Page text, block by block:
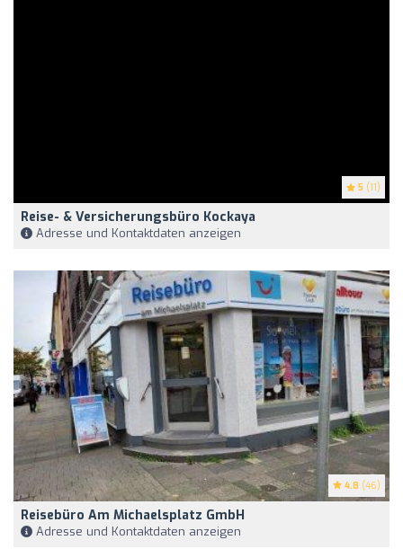
5 (11)
Reise- & Versicherungsbüro Kockaya
Adresse und Kontaktdaten anzeigen
4.8 (46)
Reisebüro Am Michaelsplatz GmbH
Adresse und Kontaktdaten anzeigen